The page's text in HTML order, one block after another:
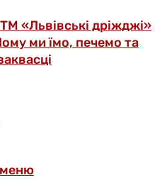
«Львівські дріжджі»
ми їмо, печемо та
меню